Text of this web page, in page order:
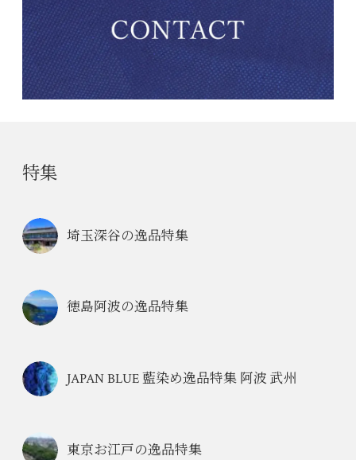
特集
埼玉深谷の逸品特集
徳島阿波の逸品特集
JAPAN BLUE 藍染め逸品特集 阿波 武州
東京お江戸の逸品特集